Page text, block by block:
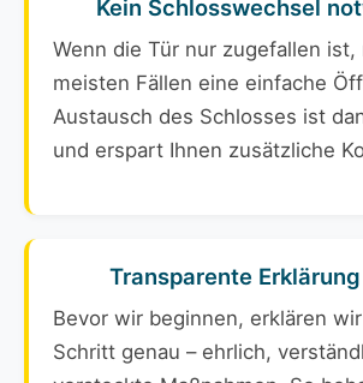
Kein Schlosswechsel
Wenn die Tür nur zugefallen
meisten Fällen eine einfache
Austausch des Schlosses ist
und erspart Ihnen zusätzliche
Transparente
Bevor wir beginnen, erklären
Schritt genau – ehrlich,